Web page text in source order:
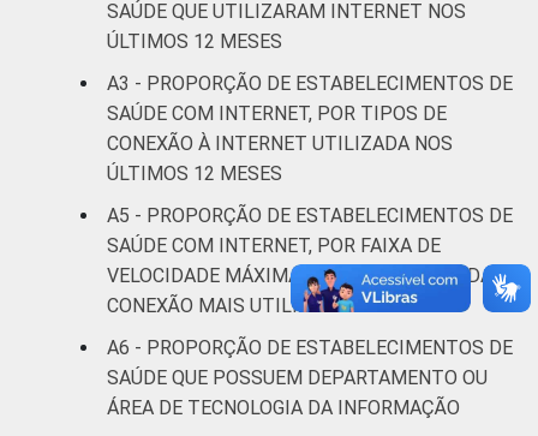
últimos 12 meses em relação ao momento
da entrevista. Respostas estimuladas. Dados
coletados entre novembro de 2015 e abril de
2016.
SAÚDE QUE UTILIZARAM INTERNET NOS
ÚLTIMOS 12 MESES
A3 - PROPORÇÃO DE ESTABELECIMENTOS DE
SAÚDE COM INTERNET, POR TIPOS DE
CONEXÃO À INTERNET UTILIZADA NOS
ÚLTIMOS 12 MESES
A5 - PROPORÇÃO DE ESTABELECIMENTOS DE
SAÚDE COM INTERNET, POR FAIXA DE
VELOCIDADE MÁXIMA PARA DOWNLOAD DA
CONEXÃO MAIS UTILIZADA
A6 - PROPORÇÃO DE ESTABELECIMENTOS DE
SAÚDE QUE POSSUEM DEPARTAMENTO OU
ÁREA DE TECNOLOGIA DA INFORMAÇÃO